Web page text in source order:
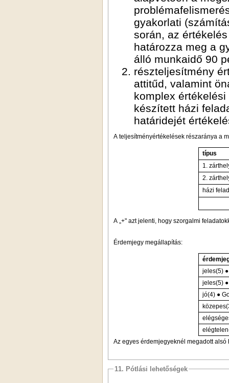
gyakorlati
során, az
határozza meg a
álló munkaidő 90
részteljesítmény
attitűd, valamint
komplex
készített házi
határidejét
A teljesítményértékelések részaránya a
típus
1.
2.
házi
A „+" azt jelenti, hogy szorgalmi
Érdemjegy megállapítás:
jeles(5)
jeles(5)
jó(4) ●
Az egyes érdemjegyeknél megadott
11. Pótlási lehetőségek